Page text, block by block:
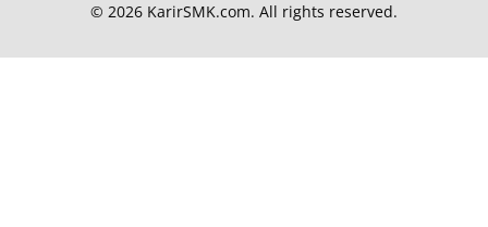
© 2026 KarirSMK.com. All rights reserved.